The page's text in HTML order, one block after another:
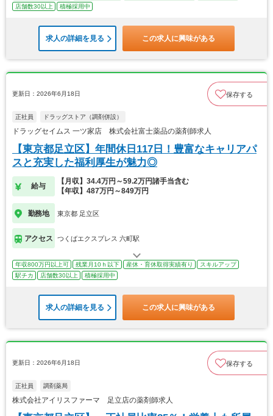
店舗数30以上
積極採用中
求人の詳細を見る この求人に興味がある
更新日：2026年6月18日 保存する
正社員 ドラッグストア（調剤併設）
ドラッグセイムス 一ツ家店 株式会社富士薬品の薬剤師求人
【東京都足立区】年間休日117日！豊富なキャリアパ
スと充実した福利厚生が魅力◎
給与
【月収】34.4万円～59.2万円諸手当含む
【年収】487万円～849万円
勤務地 東京都 足立区
アクセス つくばエクスプレス 六町駅
年収800万円以上可 残業月10ｈ以下 産休・育休取得実績有り
スキルアップ
駅チカ
店舗数30以上 積極採用中
求人の詳細を見る この求人に興味がある
更新日：2026年6月18日 保存する
正社員 調剤薬局
株式会社アイリスファーマ 足立店の薬剤師求人